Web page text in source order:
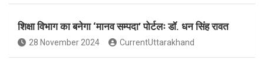
शिक्षा विभाग का बनेगा ‘मानव सम्पदा’ पोर्टलः डॉ. धन सिंह रावत
28 November 2024 CurrentUttarakhand